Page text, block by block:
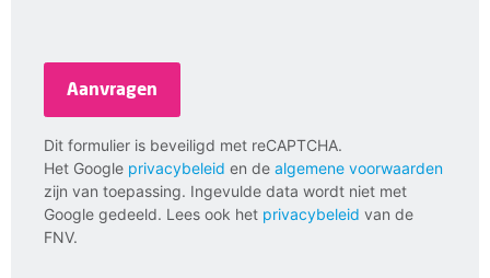
Dit formulier is beveiligd met reCAPTCHA.
Het Google privacybeleid en de algemene voorwaarden
zijn van toepassing. Ingevulde data wordt niet met
Google gedeeld. Lees ook het privacybeleid van de
FNV.
Aanvragen